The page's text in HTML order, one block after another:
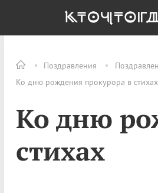
Поздравления
Ко дню рождения прокурора в
Ко дню
стихах
ОБЩЕСТВО